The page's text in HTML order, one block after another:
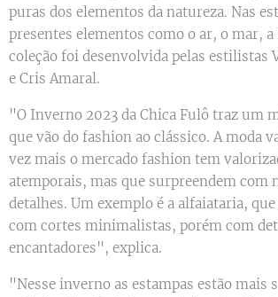
puras dos elementos da natureza. Nas
presentes elementos como o ar, o mar, a
coleção foi desenvolvida pelas estilistas
e Cris Amaral.
"O Inverno 2023 da Chica Fulô traz um
que vão do fashion ao clássico. A moda
vez mais o mercado fashion tem
atemporais, mas que surpreendem com
detalhes. Um exemplo é a alfaiataria,
com cortes minimalistas, porém com
encantadores", explica.
"Nesse inverno as estampas estão mais